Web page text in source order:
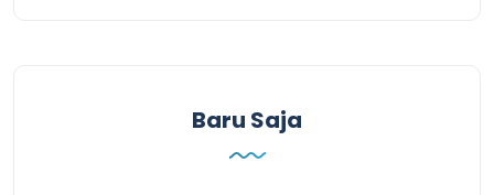
Baru Saja